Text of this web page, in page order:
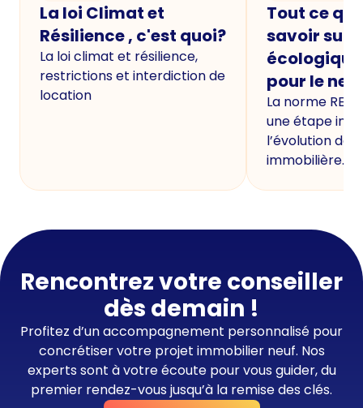
La loi Climat et
Résilience , c'est quoi?
La loi climat et résilience,
restrictions et interdiction de
location
Tout ce
savoir sur
écologique
pour le
La norme
une étape
l’évolution de
immobilière.
Rencontrez votre conseiller
dès demain !
Profitez d’un accompagnement personnalisé pour
concrétiser votre projet immobilier neuf. Nos
experts sont à votre écoute pour vous guider, du
premier rendez-vous jusqu’à la remise des clés.